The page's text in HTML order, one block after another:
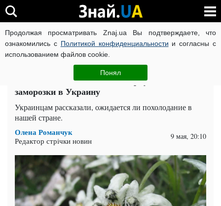
Продолжая просматривать Znaj.ua Вы подтверждаете, что
ознакомились с Политикой конфиденциальности и согласны с
использованием файлов cookie.
Понял
ВОЙНА РОССИИ ПРОТИВ УКРАИНЫ КОРОНАВИРУС В
ЧИТАТИ УКРАЇНСЬКОЮ
Зима еще не закончилась? Вернутся ли
заморозки в Украину
Украинцам рассказали, ожидается ли похолодание в
нашей стране.
Олена Романчук
Редактор стрічки новин 9 мая, 20:10